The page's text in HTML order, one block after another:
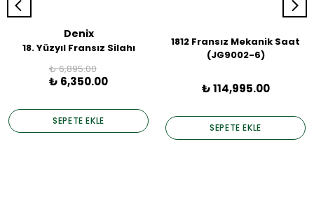
Denix
18. Yüzyıl Fransız Silahı
₺ 6,895.00
₺ 6,350.00
SEPETE EKLE
1812 Fransız Mekanik Saat
(JG9002-6)
₺ 114,995.00
SEPETE EKLE